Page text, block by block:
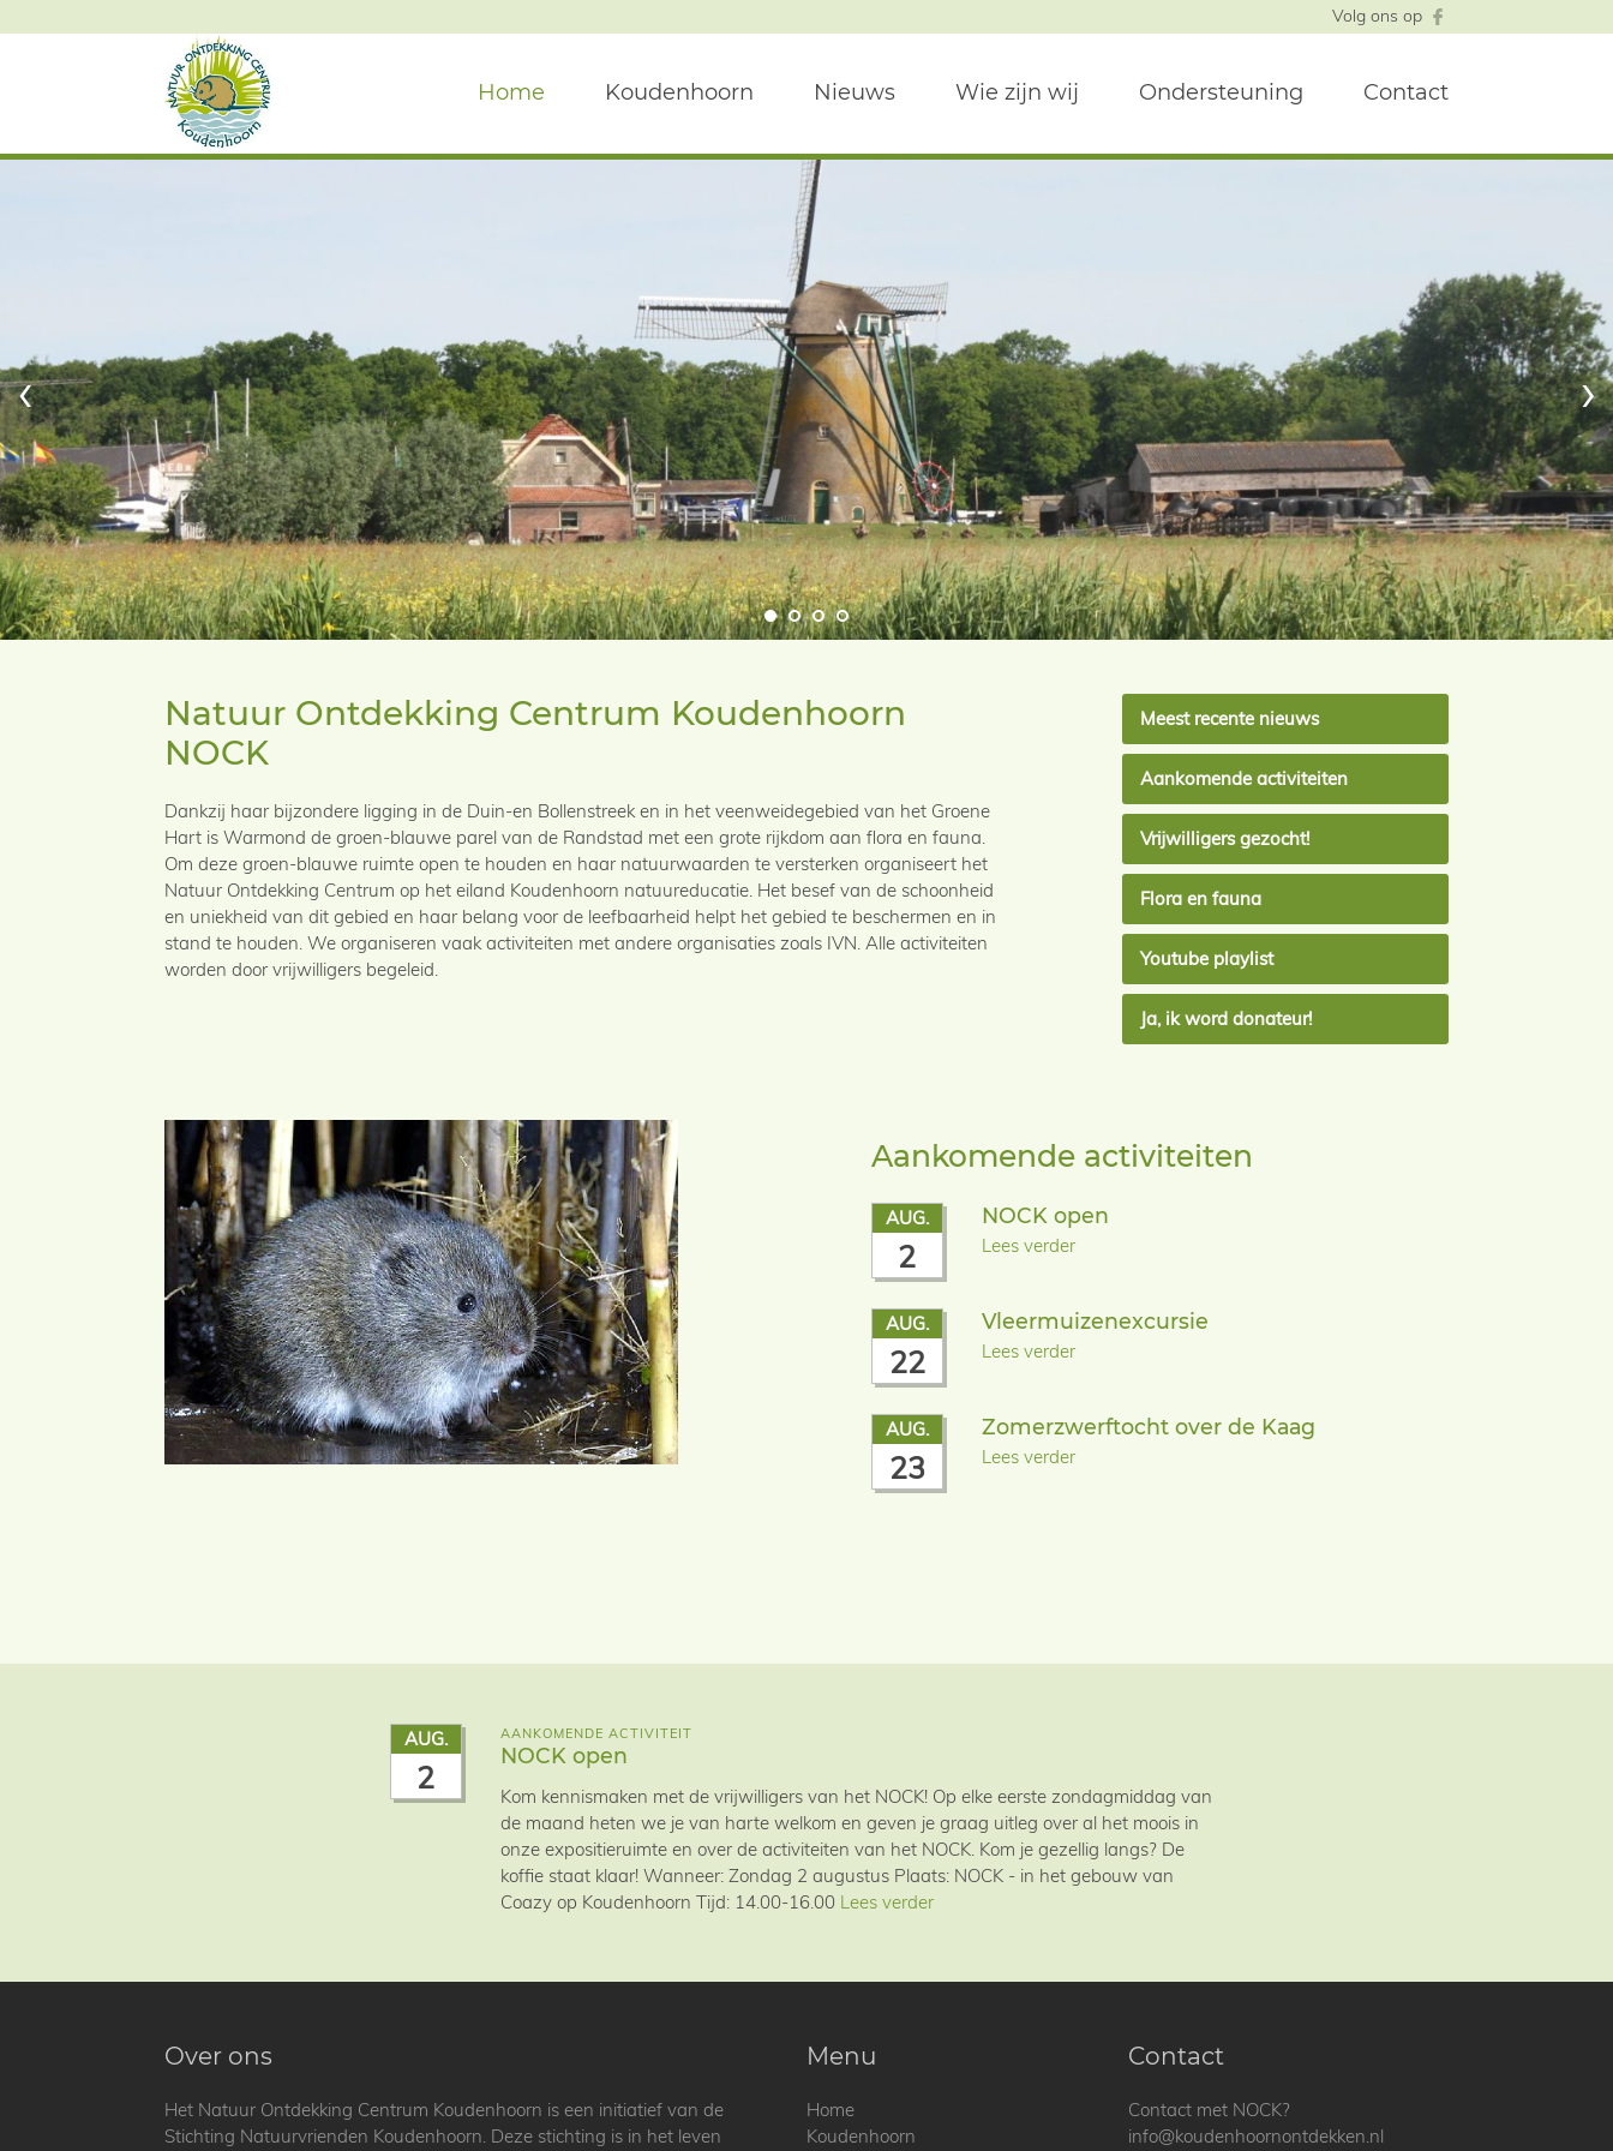
Volg ons op
Home Koudenhoorn Nieuws Wie zijn wij Ondersteuning Contact
‹ ›
Meest recente nieuws
Aankomende activiteiten
Vrijwilligers gezocht!
Flora en fauna
Youtube playlist
Ja, ik word donateur!
Natuur Ontdekking Centrum Koudenhoorn
NOCK
Dankzij haar bijzondere ligging in de Duin-en Bollenstreek en in het veenweidegebied van het Groene
Hart is Warmond de groen-blauwe parel van de Randstad met een grote rijkdom aan flora en fauna.
Om deze groen-blauwe ruimte open te houden en haar natuurwaarden te versterken organiseert het
Natuur Ontdekking Centrum op het eiland Koudenhoorn natuureducatie. Het besef van de schoonheid
en uniekheid van dit gebied en haar belang voor de leefbaarheid helpt het gebied te beschermen en in
stand te houden. We organiseren vaak activiteiten met andere organisaties zoals IVN. Alle activiteiten
worden door vrijwilligers begeleid.
Aankomende activiteiten
AUG.
2
NOCK open
Lees verder
AUG.
22
Vleermuizenexcursie
Lees verder
AUG.
23
Zomerzwerftocht over de Kaag
Lees verder
AUG.
2
AANKOMENDE ACTIVITEIT
NOCK open
Kom kennismaken met de vrijwilligers van het NOCK! Op elke eerste zondagmiddag van
de maand heten we je van harte welkom en geven je graag uitleg over al het moois in
onze expositieruimte en over de activiteiten van het NOCK. Kom je gezellig langs? De
koffie staat klaar! Wanneer: Zondag 2 augustus Plaats: NOCK - in het gebouw van
Coazy op Koudenhoorn Tijd: 14.00-16.00 Lees verder
Over ons
Het Natuur Ontdekking Centrum Koudenhoorn is een initiatief van de
Stichting Natuurvrienden Koudenhoorn. Deze stichting is in het leven
Menu
Home
Koudenhoorn
Contact
Contact met NOCK?
info@koudenhoornontdekken.nl